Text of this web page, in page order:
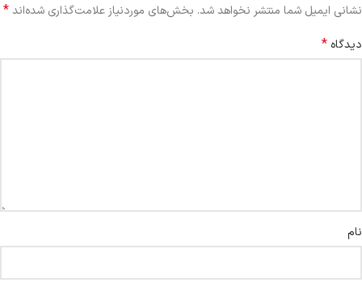
نشانی ایمیل شما منتشر نخواهد شد. بخش‌های موردنیاز علامت‌گذاری شده‌اند*
دیدگاه *
نام